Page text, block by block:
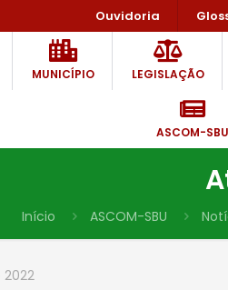
Ouvidoria
MUNICÍPIO LEGISLAÇÃO
ASCOM-SBU
Início ASCOM-SBU